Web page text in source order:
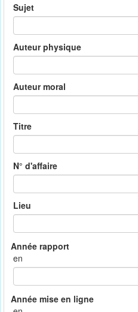
Sujet
Auteur physique
Auteur moral
Titre
N° d'affaire
Lieu
en